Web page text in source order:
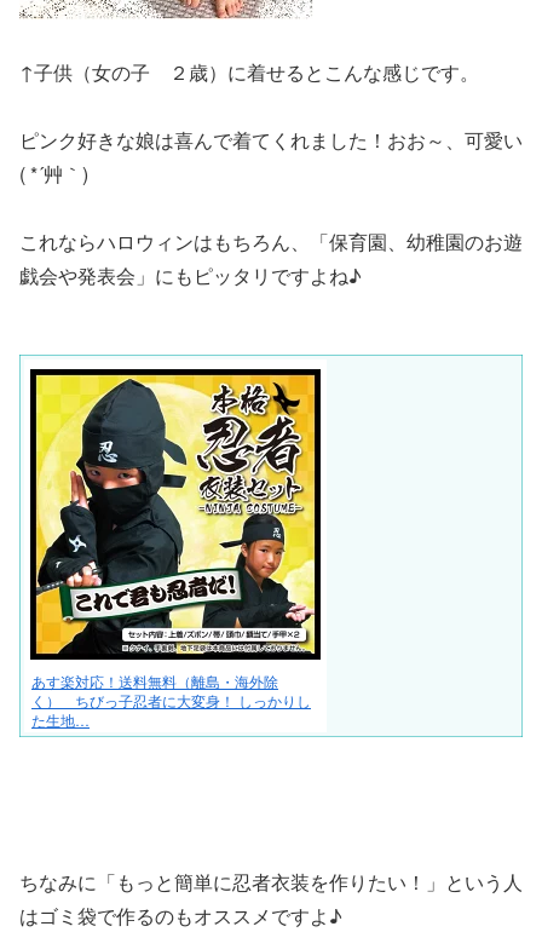
↑子供（女の子 ２歳）に着せるとこんな感じです。
ピンク好きな娘は喜んで着てくれました！おお～、可愛い
( *´艸｀)
これならハロウィンはもちろん、「保育園、幼稚園のお遊
戯会や発表会」にもピッタリですよね♪
あす楽対応！送料無料（離島・海外除
く） ちびっ子忍者に大変身！ しっかりし
た生地…
ちなみに「もっと簡単に忍者衣装を作りたい！」という人
はゴミ袋で作るのもオススメですよ♪